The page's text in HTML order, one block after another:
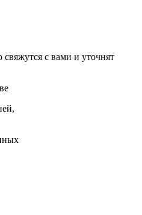
с вами и уточнят